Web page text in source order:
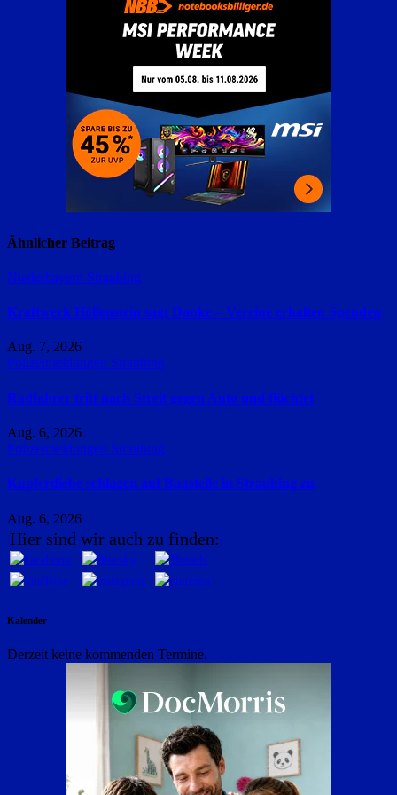
Ähnlicher Beitrag
Niederbayern Straubing
Kraftwerk Höllenstein sagt Danke – Vereine erhalten Spenden
Aug. 7, 2026
Polizeimeldungen Straubing
Radfahrer tritt nach Streit gegen Auto und flüchtet
Aug. 6, 2026
Polizeimeldungen Straubing
Kupferdiebe schlagen auf Baustelle in Straubing zu
Aug. 6, 2026
Hier sind wir auch zu finden:
Kalender
Derzeit keine kommenden Termine.